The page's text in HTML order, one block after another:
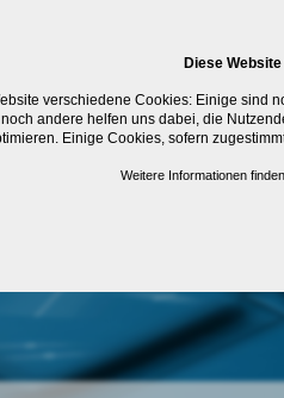
Diese
verschiedene Cookies: Einige sind
andere helfen uns dabei, die
Einige Cookies, sofern
Weitere Informationen